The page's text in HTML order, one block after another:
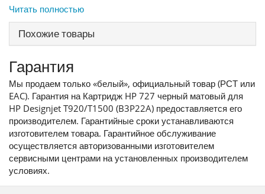
Читать полностью
Похожие товары
Гарантия
Мы продаем только «белый», официальный товар (РСТ или
EAC). Гарантия на Картридж HP 727 черный матовый для
HP Designjet T920/T1500 (B3P22A) предоставляется его
производителем. Гарантийные сроки устанавливаются
изготовителем товара. Гарантийное обслуживание
осуществляется авторизованными изготовителем
сервисными центрами на установленных производителем
условиях.